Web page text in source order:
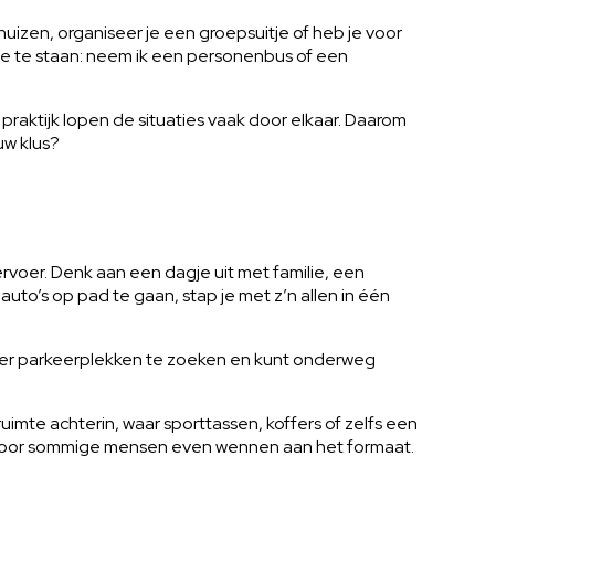
organiseer je een groepsuitje of heb je voor
te staan: neem ik een personenbus of een
lopen de situaties vaak door elkaar. Daarom
klus?
Denk aan een dagje uit met familie, een
op pad te gaan, stap je met z’n allen in één
parkeerplekken te zoeken en kunt onderweg
achterin, waar sporttassen, koffers of zelfs een
sommige mensen even wennen aan het formaat.